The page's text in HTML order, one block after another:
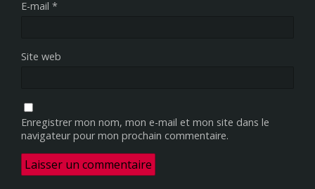
E-mail *
Site web
Enregistrer mon nom, mon e-mail et mon site dans le
navigateur pour mon prochain commentaire.